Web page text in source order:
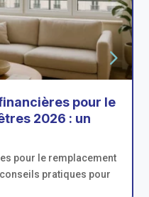
pour le
2026 : un
pour le remplacement
pratiques pour